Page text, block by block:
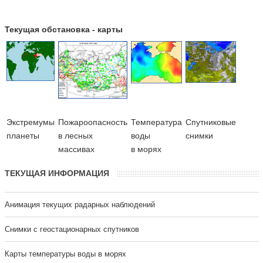
Текущая обстановка - карты
Экстремумы
планеты
Пожароопасность
в лесных
массивах
Температура
воды
в морях
Cпутниковые
снимки
ТЕКУЩАЯ ИНФОРМАЦИЯ
Анимация текущих радарных наблюдений
Cнимки с геостационарных спутников
Карты температуры воды в морях